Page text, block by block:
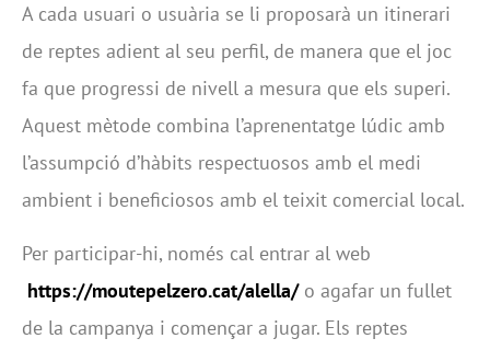
A cada usuari o usuària se li proposarà un itinerari
de reptes adient al seu perfil, de manera que el joc
fa que progressi de nivell a mesura que els superi.
Aquest mètode combina l’aprenentatge lúdic amb
l’assumpció d’hàbits respectuosos amb el medi
ambient i beneficiosos amb el teixit comercial local.
Per participar-hi, només cal entrar al web
https://moutepelzero.cat/alella/o agafar un fullet
de la campanya i començar a jugar. Els reptes